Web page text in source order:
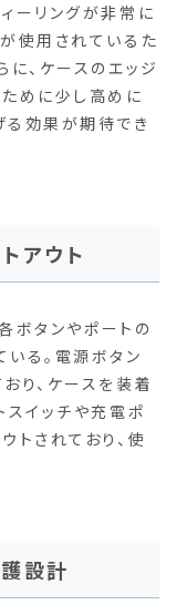
ーリングが非常に
使用されているた
に、ケースのエッジ
めに少し高めに
る効果が期待でき
アウト
ボタンやポートの
る。電源ボタン
り、ケースを装着
スイッチや充電ポ
トされており、使
設計